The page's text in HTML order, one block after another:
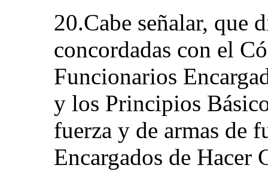
20.Cabe señalar, que
concordadas con el
Funcionarios
y los Principios
fuerza y de armas de
Encargados de Hacer